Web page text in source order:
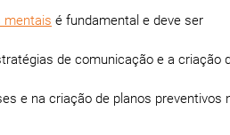
mentais é fundamental e deve ser
de comunicação e a criação
e na criação de planos preventivos